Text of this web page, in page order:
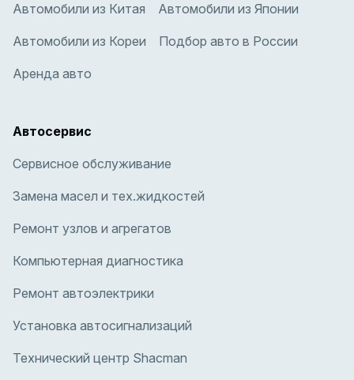
Автомобили из Китая Автомобили из Японии
Автомобили из Кореи Подбор авто в России
Аренда авто
Автосервис
Сервисное обслуживание
Замена масел и тех.жидкостей
Ремонт узлов и агрегатов
Компьютерная диагностика
Ремонт автоэлектрики
Установка автосигнализаций
Технический центр Shacman